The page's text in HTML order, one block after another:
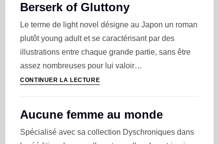
Berserk of Gluttony
Le terme de light novel désigne au Japon un roman
plutôt young adult et se caractérisant par des
illustrations entre chaque grande partie, sans être
assez nombreuses pour lui valoir…
CONTINUER LA LECTURE
Aucune femme au monde
Spécialisé avec sa collection Dyschroniques dans